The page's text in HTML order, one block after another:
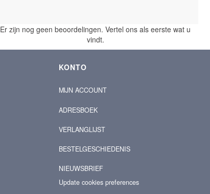
Er zijn nog geen beoordelingen. Vertel ons als eerste wat u
vindt.
KONTO
MIJN ACCOUNT
ADRESBOEK
VERLANGLIJST
BESTELGESCHIEDENIS
NIEUWSBRIEF
Update cookies preferences